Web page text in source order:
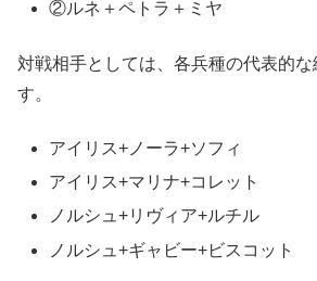
②ルネ＋ペトラ＋ミヤ
対戦相手としては、各兵種の代表的
す。
アイリス+ノーラ+ソフィ
アイリス+マリナ+コレット
ノルシュ+リヴィア+ルチル
ノルシュ+ギャビー+ビスコット